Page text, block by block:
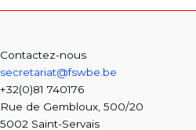
Contactez-nous
secretariat@fswbe.be
+32(0)81 740176
Rue de Gembloux, 500/20
5002 Saint-Servais